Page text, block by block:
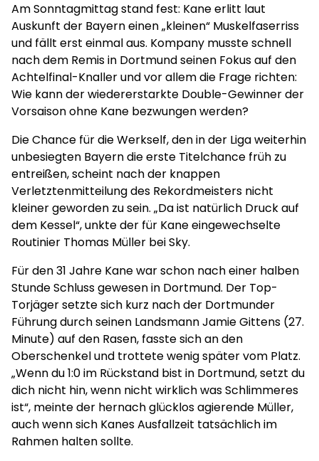
Am Sonntagmittag stand fest: Kane erlitt laut
Auskunft der Bayern einen „kleinen“ Muskelfaserriss
und fällt erst einmal aus. Kompany musste schnell
nach dem Remis in Dortmund seinen Fokus auf den
Achtelfinal-Knaller und vor allem die Frage richten:
Wie kann der wiedererstarkte Double-Gewinner der
Vorsaison ohne Kane bezwungen werden?
Die Chance für die Werkself, den in der Liga weiterhin
unbesiegten Bayern die erste Titelchance früh zu
entreißen, scheint nach der knappen
Verletztenmitteilung des Rekordmeisters nicht
kleiner geworden zu sein. „Da ist natürlich Druck auf
dem Kessel“, unkte der für Kane eingewechselte
Routinier Thomas Müller bei Sky.
Für den 31 Jahre Kane war schon nach einer halben
Stunde Schluss gewesen in Dortmund. Der Top-
Torjäger setzte sich kurz nach der Dortmunder
Führung durch seinen Landsmann Jamie Gittens (27.
Minute) auf den Rasen, fasste sich an den
Oberschenkel und trottete wenig später vom Platz.
„Wenn du 1:0 im Rückstand bist in Dortmund, setzt du
dich nicht hin, wenn nicht wirklich was Schlimmeres
ist“, meinte der hernach glücklos agierende Müller,
auch wenn sich Kanes Ausfallzeit tatsächlich im
Rahmen halten sollte.